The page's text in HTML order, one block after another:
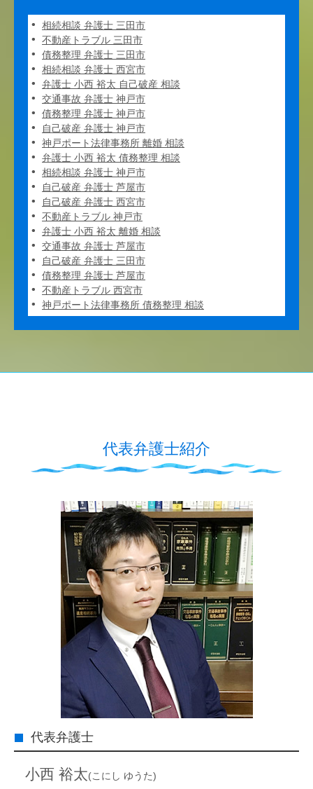
相続相談 弁護士 三田市
不動産トラブル 三田市
債務整理 弁護士 三田市
相続相談 弁護士 西宮市
弁護士 小西 裕太 自己破産 相談
交通事故 弁護士 神戸市
債務整理 弁護士 神戸市
自己破産 弁護士 神戸市
神戸ポート法律事務所 離婚 相談
弁護士 小西 裕太 債務整理 相談
相続相談 弁護士 神戸市
自己破産 弁護士 芦屋市
自己破産 弁護士 西宮市
不動産トラブル 神戸市
弁護士 小西 裕太 離婚 相談
交通事故 弁護士 芦屋市
自己破産 弁護士 三田市
債務整理 弁護士 芦屋市
不動産トラブル 西宮市
神戸ポート法律事務所 債務整理 相談
代表弁護士紹介
代表弁護士
小西 裕太(こにし ゆうた)